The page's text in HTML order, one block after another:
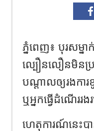
ភ្នំពេញ៖ បុរសម្ន
ល្បឿនលឿនមិនប្រ
បណ្ដាលឲ្យរងកា
ឬអ្នកធ្វើដំណើររ
ហេតុការណ៍នេះប